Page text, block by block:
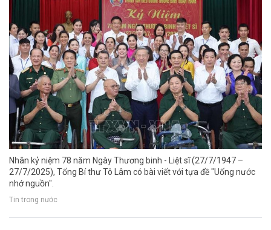
Nhân kỷ niệm 78 năm Ngày Thương binh - Liệt sĩ (27/7/1947 –
27/7/2025), Tổng Bí thư Tô Lâm có bài viết với tựa đề "Uống nước
nhớ nguồn".
Tin trong nước